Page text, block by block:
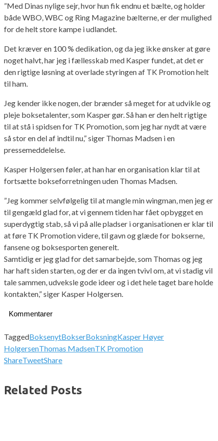
”Med Dinas nylige sejr, hvor hun fik endnu et bælte, og holder
både WBO, WBC og Ring Magazine bælterne, er der mulighed
for de helt store kampe i udlandet.
Det kræver en 100 % dedikation, og da jeg ikke ønsker at gøre
noget halvt, har jeg i fællesskab med Kasper fundet, at det er
den rigtige løsning at overlade styringen af TK Promotion helt
til ham.
Jeg kender ikke nogen, der brænder så meget for at udvikle og
pleje boksetalenter, som Kasper gør. Så han er den helt rigtige
til at stå i spidsen for TK Promotion, som jeg har nydt at være
så stor en del af indtil nu,” siger Thomas Madsen i en
pressemeddelelse.
Kasper Holgersen føler, at han har en organisation klar til at
fortsætte bokseforretningen uden Thomas Madsen.
”Jeg kommer selvfølgelig til at mangle min wingman, men jeg er
til gengæld glad for, at vi gennem tiden har fået opbygget en
superdygtig stab, så vi på alle pladser i organisationen er klar til
at føre TK Promotion videre, til gavn og glæde for bokserne,
fansene og boksesporten generelt.
Samtidig er jeg glad for det samarbejde, som Thomas og jeg
har haft siden starten, og der er da ingen tvivl om, at vi stadig vil
tale sammen, udveksle gode ideer og i det hele taget bare holde
kontakten,” siger Kasper Holgersen.
Kommentarer
TaggedBoksenytBokserBoksningKasper Høyer
HolgersenThomas MadsenTK Promotion
ShareTweetShare
Related Posts